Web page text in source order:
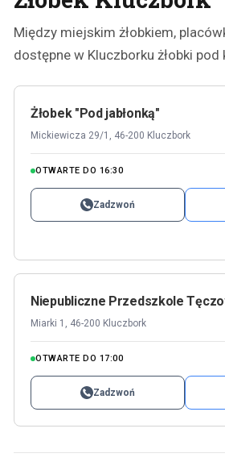
Między miejskim żłobkiem,
dostępne w Kluczborku żłobki
Żłobek "Pod jabłonką"
Mickiewicza 29/1, 46-200 Kluczbork
OTWARTE DO 16:30
Zadzwoń
Niepubliczne Przedszkole
Miarki 1, 46-200 Kluczbork
OTWARTE DO 17:00
Zadzwoń